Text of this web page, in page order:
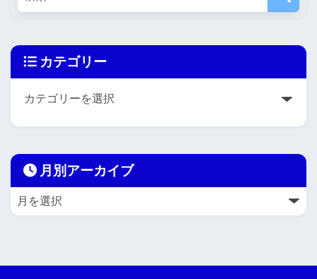
カテゴリー
月別アーカイブ